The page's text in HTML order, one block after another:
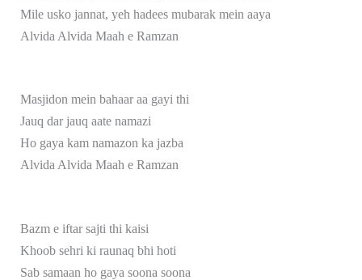
Mile usko jannat, yeh hadees mubarak mein aaya
Alvida Alvida Maah e Ramzan
Masjidon mein bahaar aa gayi thi
Jauq dar jauq aate namazi
Ho gaya kam namazon ka jazba
Alvida Alvida Maah e Ramzan
Bazm e iftar sajti thi kaisi
Khoob sehri ki raunaq bhi hoti
Sab samaan ho gaya soona soona